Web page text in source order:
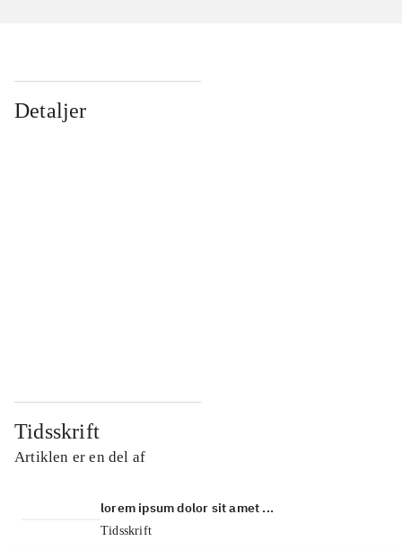
Detaljer
Tidsskrift
Artiklen er en del af
lorem ipsum dolor sit amet ...
Tidsskrift